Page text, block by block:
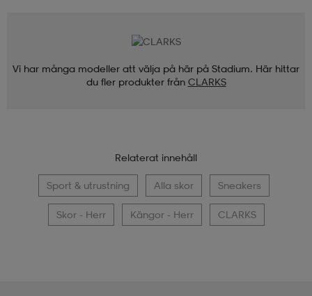
Vi har många modeller att välja på här på Stadium. Här hittar
du fler produkter från CLARKS
Relaterat innehåll
Sport & utrustning Alla skor Sneakers
Skor - Herr Kängor - Herr CLARKS